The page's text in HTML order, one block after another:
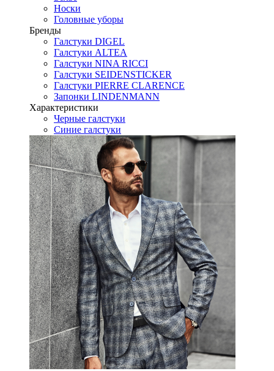
Носки
Головные уборы
Бренды
Галстуки DIGEL
Галстуки ALTEA
Галстуки NINA RICCI
Галстуки SEIDENSTICKER
Галстуки PIERRE CLARENCE
Запонки LINDENMANN
Характеристики
Черные галстуки
Синие галстуки